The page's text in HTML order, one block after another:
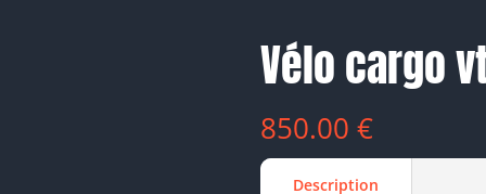
Vélo cargo
850.00€
Description